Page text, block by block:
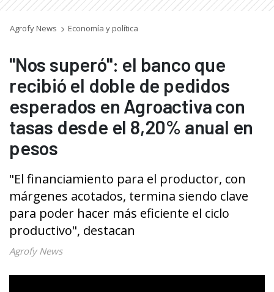
Agrofy News Economía y política
"Nos superó": el banco que
recibió el doble de pedidos
esperados en Agroactiva con
tasas desde el 8,20% anual en
pesos
"El financiamiento para el productor, con
márgenes acotados, termina siendo clave
para poder hacer más eficiente el ciclo
productivo", destacan
Agrofy News